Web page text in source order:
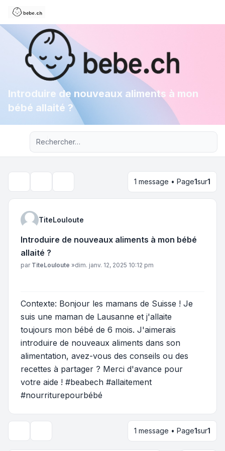
Introduire de nouveaux aliments à mon
bébé allaité ?
Recherche avancée
1 message • Page1sur1
TiteLouloute
Introduire de nouveaux aliments à mon bébé
allaité ?
Message
par TiteLouloute »dim. janv. 12, 2025 10:12 pm
Contexte: Bonjour les mamans de Suisse ! Je
suis une maman de Lausanne et j'allaite
toujours mon bébé de 6 mois. J'aimerais
introduire de nouveaux aliments dans son
alimentation, avez-vous des conseils ou des
recettes à partager ? Merci d'avance pour
votre aide ! #beabech #allaitement
#nourriturepourbébé
1 message • Page1sur1